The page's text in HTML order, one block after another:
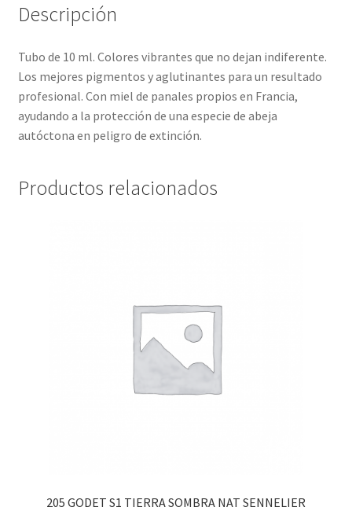
Descripción
Tubo de 10 ml. Colores vibrantes que no dejan indiferente.
Los mejores pigmentos y aglutinantes para un resultado
profesional. Con miel de panales propios en Francia,
ayudando a la protección de una especie de abeja
autóctona en peligro de extinción.
Productos relacionados
205 GODET S1 TIERRA SOMBRA NAT SENNELIER